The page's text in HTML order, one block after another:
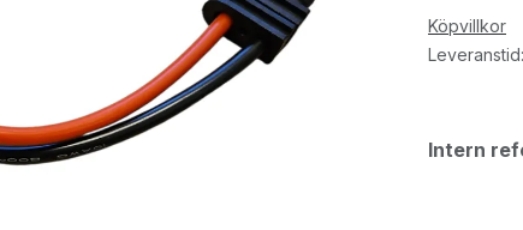
Köpvillkor
Intern